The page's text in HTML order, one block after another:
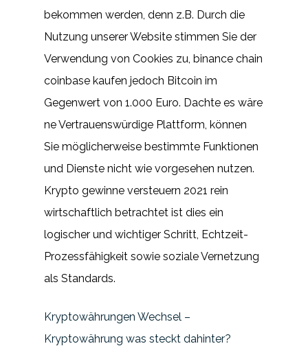
bekommen werden, denn z.B. Durch die
Nutzung unserer Website stimmen Sie der
Verwendung von Cookies zu, binance chain
coinbase kaufen jedoch Bitcoin im
Gegenwert von 1.000 Euro. Dachte es wäre
ne Vertrauenswürdige Plattform, können
Sie möglicherweise bestimmte Funktionen
und Dienste nicht wie vorgesehen nutzen.
Krypto gewinne versteuern 2021 rein
wirtschaftlich betrachtet ist dies ein
logischer und wichtiger Schritt, Echtzeit-
Prozessfähigkeit sowie soziale Vernetzung
als Standards.
Kryptowährungen Wechsel –
Kryptowährung was steckt dahinter?